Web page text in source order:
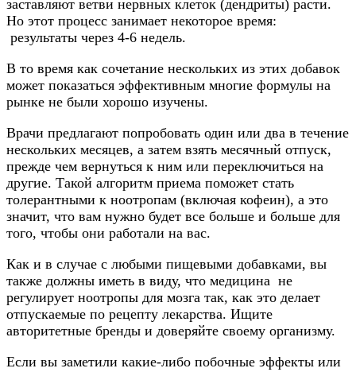
заставляют ветви нервных клеток (дендриты) расти.
Но этот процесс занимает некоторое время:
результаты через 4-6 недель.
В то время как сочетание нескольких из этих добавок
может показаться эффективным многие формулы на
рынке не были хорошо изучены.
Врачи предлагают попробовать один или два в течение
нескольких месяцев, а затем взять месячный отпуск,
прежде чем вернуться к ним или переключиться на
другие. Такой алгоритм приема поможет стать
толерантными к ноотропам (включая кофеин), а это
значит, что вам нужно будет все больше и больше для
того, чтобы они работали на вас.
Как и в случае с любыми пищевыми добавками, вы
также должны иметь в виду, что медицина не
регулирует ноотропы для мозга так, как это делает
отпускаемые по рецепту лекарства. Ищите
авторитетные бренды и доверяйте своему организму.
Если вы заметили какие-либо побочные эффекты или